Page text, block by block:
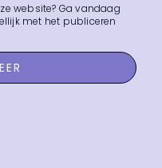
website? Ga vandaag
met het publiceren